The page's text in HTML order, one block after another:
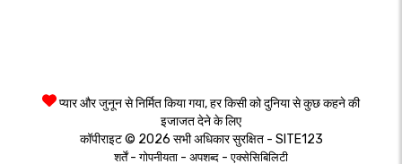
प्यार और जुनून से निर्मित किया गया, हर किसी को दुनिया से कुछ कहने की
इजाजत देने के लिए
कॉपीराइट © 2026 सभी अधिकार सुरक्षित - SITE123
शर्तें-गोपनीयता - अपशब्द -एक्सेसिबिलिटी